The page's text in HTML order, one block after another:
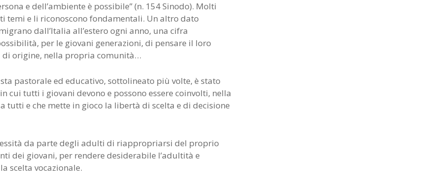
e dell’ambiente è possibile” (n. 154 Sinodo). Molti
temi e li riconoscono fondamentali. Un altro dato
dall’Italia all’estero ogni anno, una cifra
per le giovani generazioni, di pensare il loro
origine, nella propria comunità…
pastorale ed educativo, sottolineato più volte, è stato
cui tutti i giovani devono e possono essere coinvolti, nella
e che mette in gioco la libertà di scelta e di decisione
da parte degli adulti di riappropriarsi del proprio
dei giovani, per rendere desiderabile l’adultità e
scelta vocazionale.